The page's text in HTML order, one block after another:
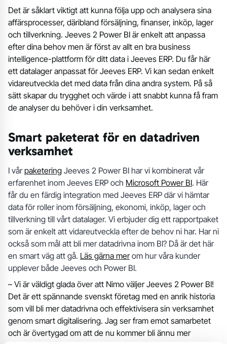
Det är såklart viktigt att kunna följa upp och analysera sina
affärsprocesser, däribland försäljning, finanser, inköp, lager
och tillverkning. Jeeves 2 Power BI är enkelt att anpassa
efter dina behov men är först av allt en bra business
intelligence-plattform för ditt data i Jeeves ERP. Du får här
ett datalager anpassat för Jeeves ERP. Vi kan sedan enkelt
vidareutveckla det med data från dina andra system. På så
sätt skapar du trygghet och värde i att snabbt kunna få fram
de analyser du behöver i din verksamhet.
Smart paketerat för en datadriven
verksamhet
I vårpaketering Jeeves 2 Power BI har vi kombinerat vår
erfarenhet inom Jeeves ERP och Microsoft Power BI. Här
får du en färdig integration med Jeeves ERP där vi hämtar
data för roller inom försäljning, ekonomi, inköp, lager och
tillverkning till vårt datalager. Vi erbjuder dig ett rapportpaket
som är enkelt att vidareutveckla efter de behov ni har. Har ni
också som mål att bli mer datadrivna inom BI? Då är det här
en smart väg att gå. Läs gärna merom hur våra kunder
upplever både Jeeves och Power BI.
– Vi är väldigt glada över att Nimo väljer Jeeves 2 Power BI!
Det är ett spännande svenskt företag med en anrik historia
som vill bli mer datadrivna och effektivisera sin verksamhet
genom smart digitalisering. Jag ser fram emot samarbetet
och är övertygad om att de nu kommer bli ännu mer